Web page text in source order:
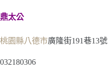
鼎太公
桃園縣八德市廣隆街191巷13號
032180306